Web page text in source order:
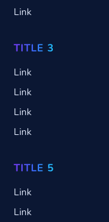
Link
TITLE 3
Link
Link
Link
Link
TITLE 5
Link
Link